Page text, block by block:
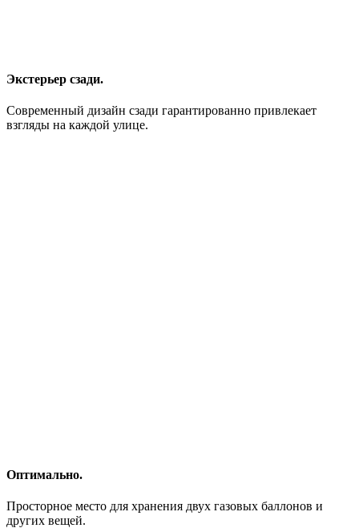
Экстерьер сзади.
Современный дизайн сзади гарантированно привлекает
взгляды на каждой улице.
Оптимально.
Просторное место для хранения двух газовых баллонов и
других вещей.